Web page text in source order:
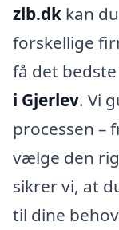
zlb.dk kan
forskellige
få det
i Gjerlev. Vi
processen –
vælge den
sikrer vi, at
til dine